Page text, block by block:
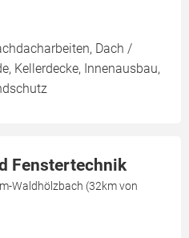
Dach /
Kellerdecke, Innenausbau,
Fenstertechnik
Waldhölzbach (32km von